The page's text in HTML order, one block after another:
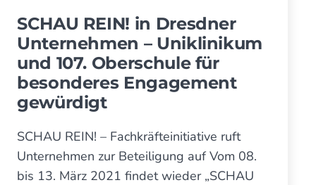
im
Juni
SCHAU REIN! in Dresd­ner
Unter­nehmen – Uni­­klini­kum
und 107. Ober­­schule für
beson­­deres Engage­­ment
gewürdigt
SCHAU REIN! – Fachkräfteinitiative ruft
Unternehmen zur Beteiligung auf Vom 08.
bis 13. März 2021 findet wieder „SCHAU